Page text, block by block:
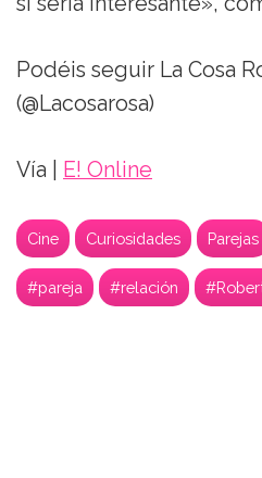
Podéis seguir La Cosa
(@Lacosarosa)
Vía | E! Online
Cine Curiosidades Parejas
#pareja #relación